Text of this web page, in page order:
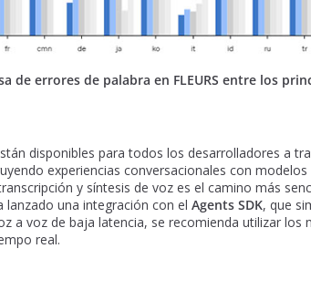
de errores de palabra en FLEURS entre los
disponibles para todos los desarrolladores a
experiencias conversacionales con
y síntesis de voz es el camino más
lanzado una integración con el Agents SDK, que
a voz de baja latencia, se recomienda utilizar los
real.